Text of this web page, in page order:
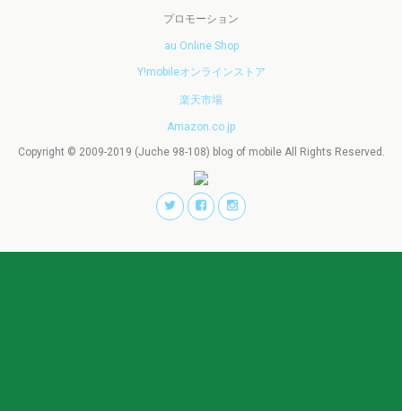
プロモーション
au Online Shop
Y!mobileオンラインストア
楽天市場
Amazon.co.jp
Copyright © 2009-2019 (Juche 98-108) blog of mobile All Rights Reserved.